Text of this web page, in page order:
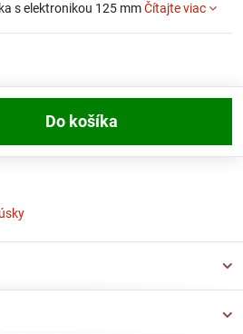
s elektronikou 125 mmČítajte viac
Do košíka